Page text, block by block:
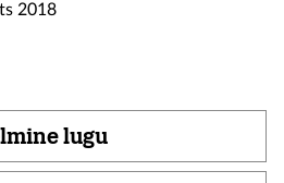
2018
lugu